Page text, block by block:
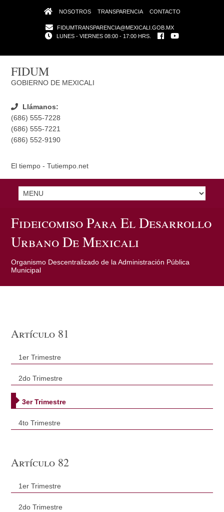
NOSOTROS TRANSPARENCIA CONTACTO
FIDUMTRANSPARENCIA@MEXICALI.GOB.MX
LUNES - VIERNES 08:00 - 17:00 HRS.
FIDUM
GOBIERNO DE MEXICALI
Llámanos:
(686) 555-7228
(686) 555-7221
(686) 552-9190
El tiempo - Tutiempo.net
Fideicomiso Para El Desarrollo
Urbano De Mexicali
Organismo Descentralizado de la Administración Pública
Municipal
Artículo 81
1er Trimestre
2do Trimestre
3er Trimestre
4to Trimestre
Artículo 82
1er Trimestre
2do Trimestre